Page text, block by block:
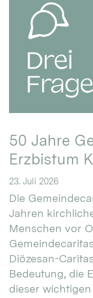
50 Jahre
Erzbistum
23. Juli 2026
Die
Jahren
Menschen vor
Diözesan-
Bedeutung, die
dieser wichtigen